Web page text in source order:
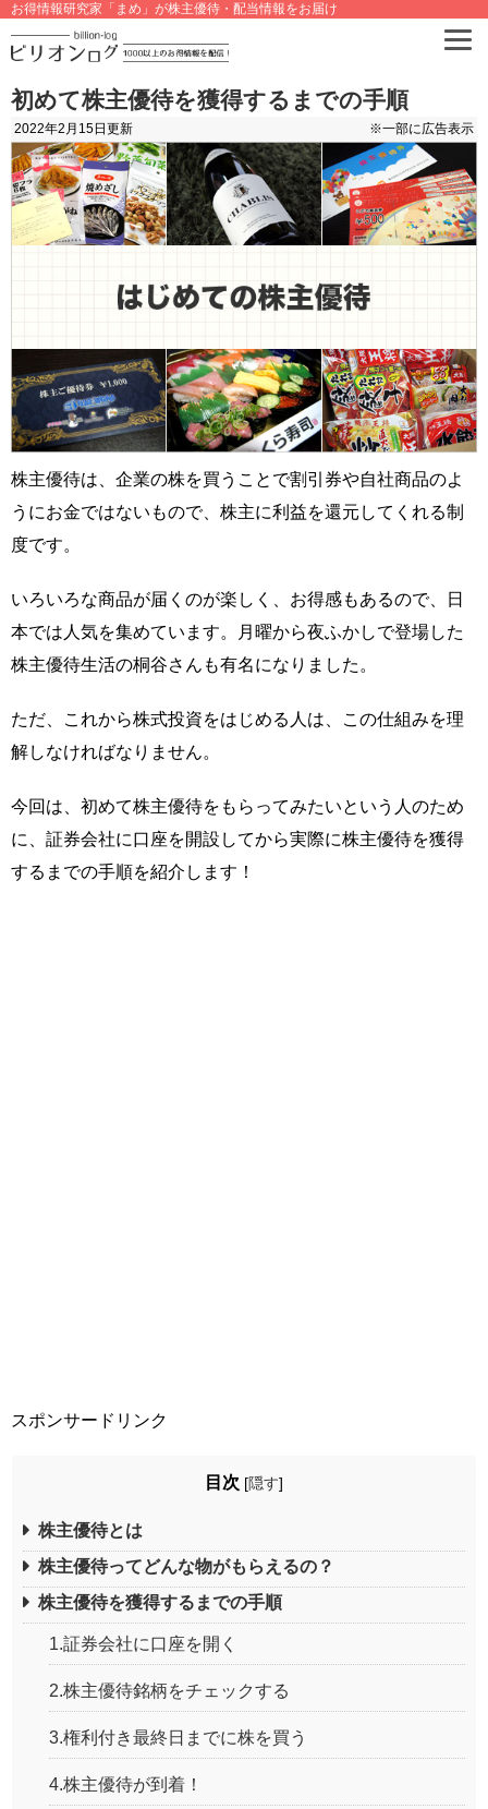
お得情報研究家「まめ」が株主優待・配当情報をお届け
初めて株主優待を獲得するまでの手順
2022年2月15日 更新 ※一部に広告表示
株主優待は、企業の株を買うことで割引券や自社商品のよ
うにお金ではないもので、株主に利益を還元してくれる制
度です。
いろいろな商品が届くのが楽しく、お得感もあるので、日
本では人気を集めています。月曜から夜ふかしで登場した
株主優待生活の桐谷さんも有名になりました。
ただ、これから株式投資をはじめる人は、この仕組みを理
解しなければなりません。
今回は、初めて株主優待をもらってみたいという人のため
に、証券会社に口座を開設してから実際に株主優待を獲得
するまでの手順を紹介します！
スポンサードリンク
目次 [隠す]
株主優待とは
株主優待ってどんな物がもらえるの？
株主優待を獲得するまでの手順
1.証券会社に口座を開く
2.株主優待銘柄をチェックする
3.権利付き最終日までに株を買う
4.株主優待が到着！